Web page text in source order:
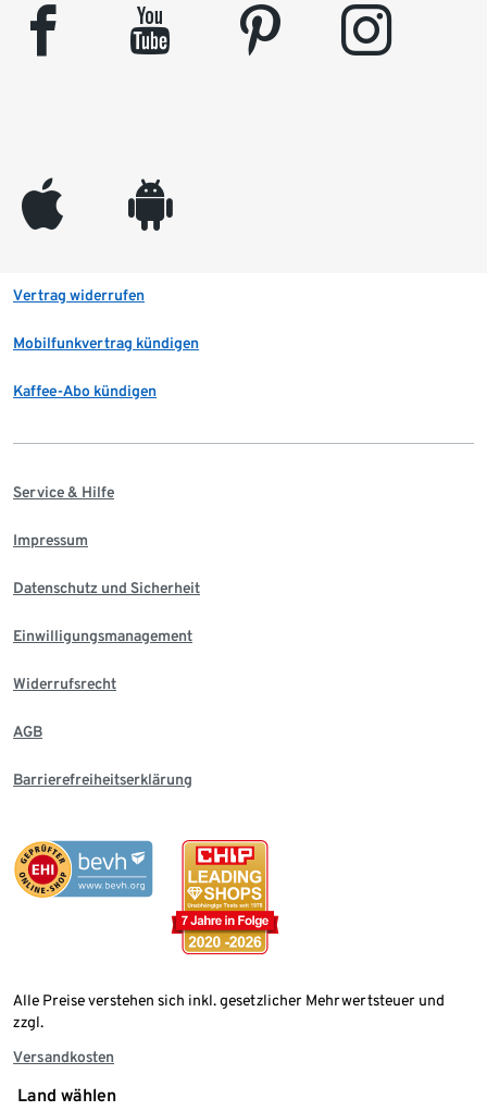
facebook youtube pinterest instagram
appleinc android
Vertrag widerrufen
Mobilfunkvertrag kündigen
Kaffee-Abo kündigen
Service & Hilfe
Impressum
Datenschutz und Sicherheit
Einwilligungsmanagement
Widerrufsrecht
AGB
Barrierefreiheitserklärung
Alle Preise verstehen sich inkl. gesetzlicher Mehrwertsteuer und
zzgl.
Versandkosten
Land wählen